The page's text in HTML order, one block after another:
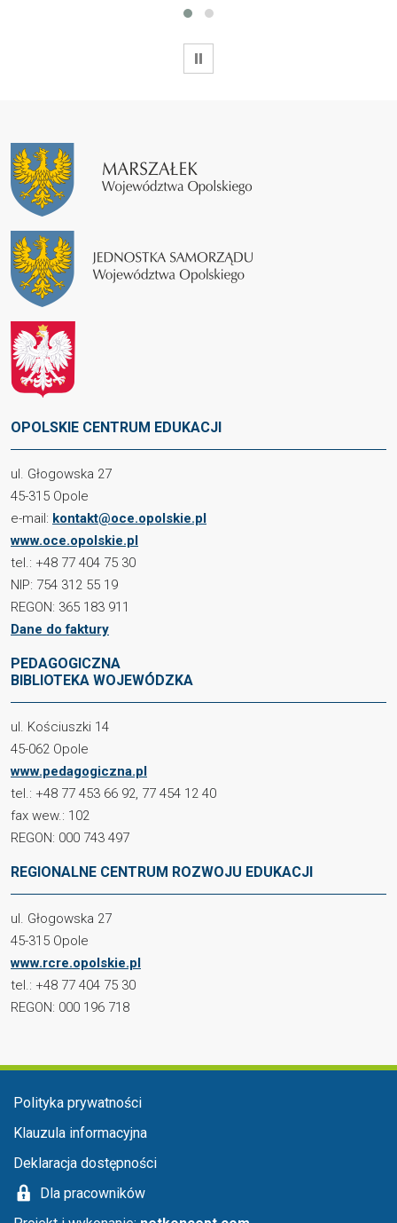
WSTRZYMAJ
OPOLSKIE CENTRUM EDUKACJI
ul. Głogowska 27
45-315 Opole
e-mail: kontakt@oce.opolskie.pl
www.oce.opolskie.pl
tel.: +48 77 404 75 30
NIP: 754 312 55 19
REGON: 365 183 911
Dane do faktury
PEDAGOGICZNA
BIBLIOTEKA WOJEWÓDZKA
ul. Kościuszki 14
45-062 Opole
www.pedagogiczna.pl
tel.: +48 77 453 66 92, 77 454 12 40
fax wew.: 102
REGON: 000 743 497
REGIONALNE CENTRUM ROZWOJU EDUKACJI
ul. Głogowska 27
45-315 Opole
www.rcre.opolskie.pl
tel.: +48 77 404 75 30
REGON: 000 196 718
Menu stopka
Polityka prywatności
Klauzula informacyjna
Deklaracja dostępności
Dla pracowników